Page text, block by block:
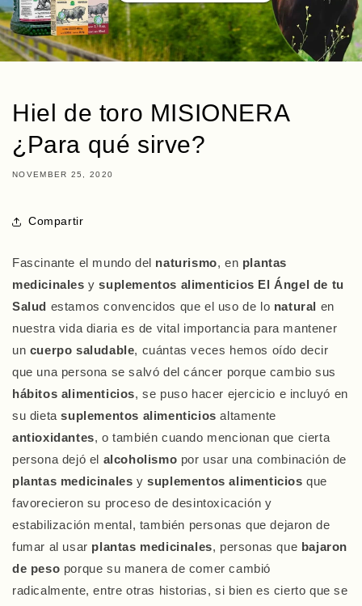
Hiel de toro MISIONERA
¿Para qué sirve?
NOVEMBER 25, 2020
Compartir
Fascinante el mundo del naturismo, en plantas
medicinales ysuplementos alimenticios El Ángel de tu
Salud estamos convencidos que el uso de lo natural en
nuestra vida diaria es de vital importancia para mantener
un cuerpo saludable, cuántas veces hemos oído decir
que una persona se salvó del cáncer porque cambio sus
hábitos alimenticios, se puso hacer ejercicio e incluyó en
su dietasuplementos alimenticios altamente
antioxidantes, o también cuando mencionan que cierta
persona dejó el alcoholismo por usar una combinación de
plantas medicinales ysuplementos alimenticios que
favorecieron su proceso de desintoxicación y
estabilización mental, también personas que dejaron de
fumar al usar plantas medicinales, personas que bajaron
de peso porque su manera de comer cambió
radicalmente, entre otras historias, si bien es cierto que se